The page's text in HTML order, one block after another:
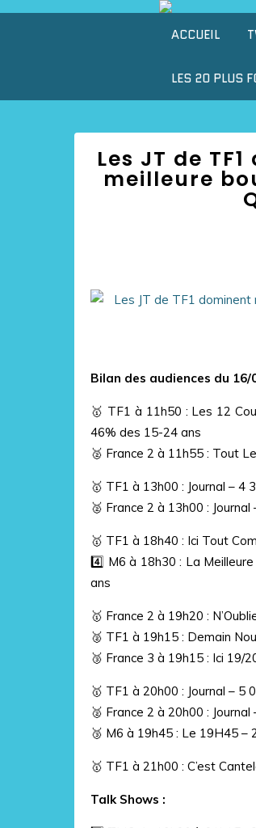
ACCUEIL
LES 20 PLUS
Les JT de
meilleure
Bilan des audiences du 16/
🥇 TF1 à 11h50 : Les 12
46% des 15-24 ans
🥈 France 2 à 11h55 : Tout
🥇 TF1 à 13h00 : Journal –
🥈 France 2 à 13h00 :
🥇 TF1 à 18h40 : Ici Tout
4️⃣ M6 à 18h30 : La
ans
🥇 France 2 à 19h20 :
🥈 TF1 à 19h15 : Demain
🥉 France 3 à 19h15 : Ici 19/
🥇 TF1 à 20h00 : Journal –
🥈 France 2 à 20h00 :
🥉 M6 à 19h45 : Le 19H45
🥇 TF1 à 21h00 : C’est
Talk Shows :